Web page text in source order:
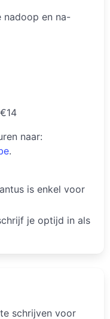
nadoop en na-
naar:
.
is enkel voor
je optijd in als
schrijven voor